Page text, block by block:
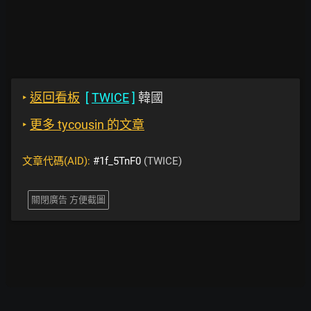
‣ 返回看板 [TWICE] 韓國
‣ 更多 tycousin 的文章
文章代碼(AID): #1f_5TnF0 (TWICE)
關閉廣告 方便截圖